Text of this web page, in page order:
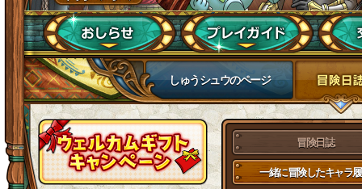
しゅうシュウのページ
冒険日誌
一緒に冒険したキャラ